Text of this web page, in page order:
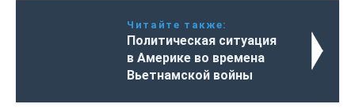
Читайте также:
Политическая ситуация
в Америке во времена
Вьетнамской войны